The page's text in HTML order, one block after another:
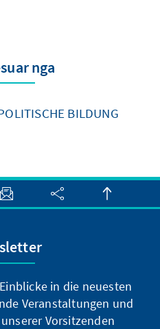
nga
BILDUNG
in die neuesten
Veranstaltungen und
Vorsitzenden